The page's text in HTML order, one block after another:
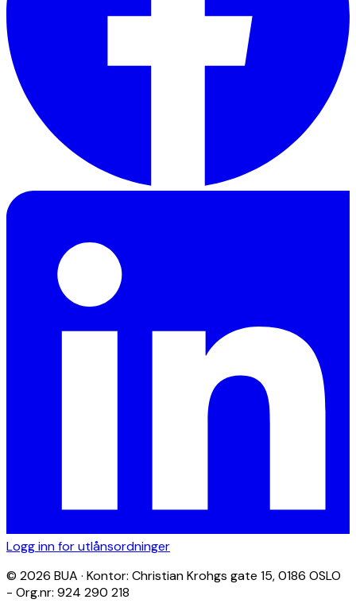
Logg inn for utlånsordninger
© 2026 BUA · Kontor: Christian Krohgs gate 15, 0186 OSLO
- Org.nr: 924 290 218